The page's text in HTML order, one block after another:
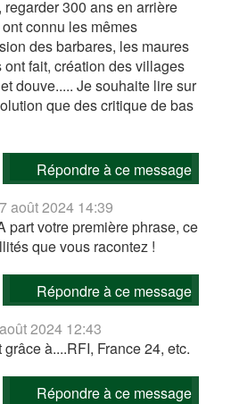
regarder 300 ans en arrière
connu les mêmes
des barbares, les maures
ont fait, création des villages
douve..... Je souhaite lire sur
que des critique de bas
Répondre à ce message
août 2024 14:39
part votre première phrase, ce
que vous racontez !
Répondre à ce message
2024 12:43
à....RFI, France 24, etc.
Répondre à ce message